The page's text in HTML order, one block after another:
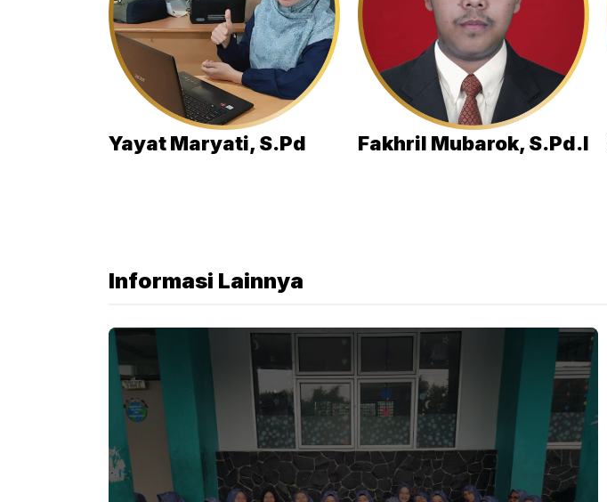
Yayat Maryati, S.Pd Fakhril Mubarok, S.Pd.I
Informasi Lainnya